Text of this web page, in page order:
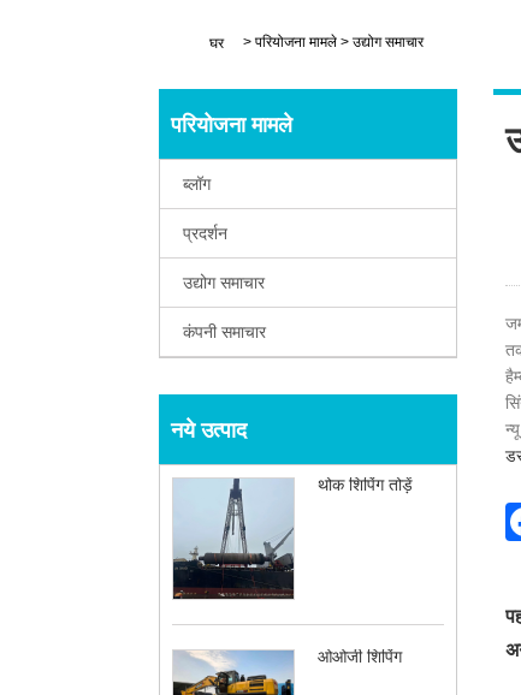
घर > परियोजना मामले > उद्योग समाचार
परियोजना मामले
ब्लॉग
प्रदर्शन
उद्योग समाचार
कंपनी समाचार
नये उत्पाद
थोक शिपिंग तोड़ें
ओओजी शिपिंग